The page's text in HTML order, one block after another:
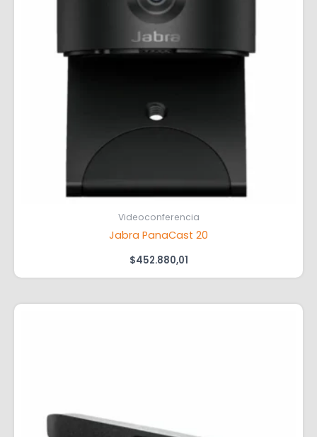
Videoconferencia
Jabra PanaCast 20
$452.880,01